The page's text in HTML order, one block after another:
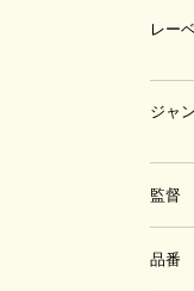
レー
ジャ
監督
品番